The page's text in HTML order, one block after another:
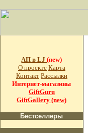
АП в LJ(new)
О проекте Карта
Контакт Рассылки
Интернет-магазины
GiftGuru
GiftGallery (new)
Бестселлеры